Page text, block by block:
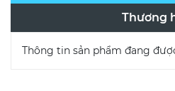
Thương
Thông tin sản phẩm đang